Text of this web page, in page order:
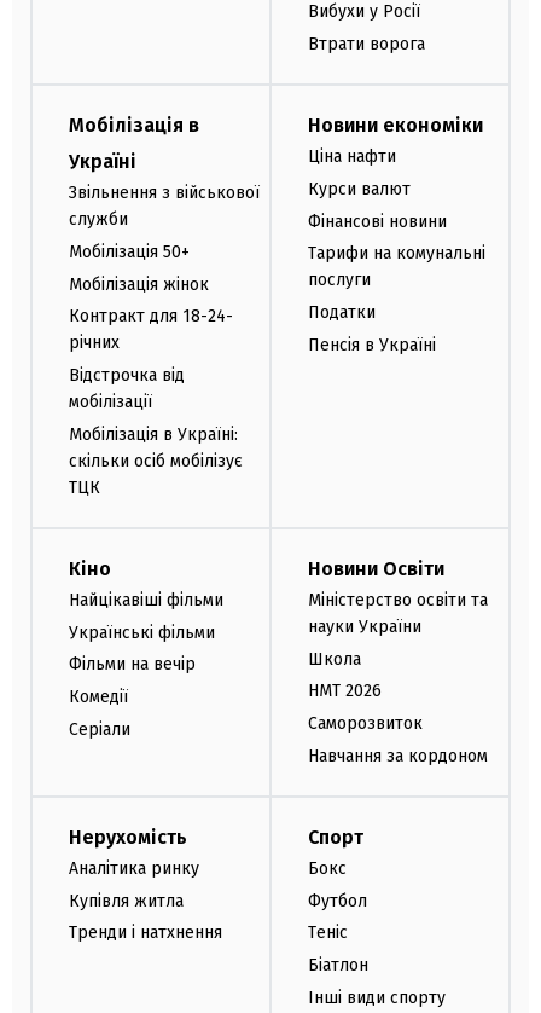
Вибухи у Росії
Втрати ворога
Мобілізація в
Україні
Звільнення з військової
служби
Мобілізація 50+
Мобілізація жінок
Контракт для 18-24-
річних
Відстрочка від
мобілізації
Мобілізація в Україні:
скільки осіб мобілізує
ТЦК
Новини економіки
Ціна нафти
Курси валют
Фінансові новини
Тарифи на комунальні
послуги
Податки
Пенсія в Україні
Кіно
Найцікавіші фільми
Українські фільми
Фільми на вечір
Комедії
Серіали
Новини Освіти
Міністерство освіти та
науки України
Школа
НМТ 2026
Саморозвиток
Навчання за кордоном
Нерухомість
Аналітика ринку
Купівля житла
Тренди і натхнення
Спорт
Бокс
Футбол
Теніс
Біатлон
Інші види спорту